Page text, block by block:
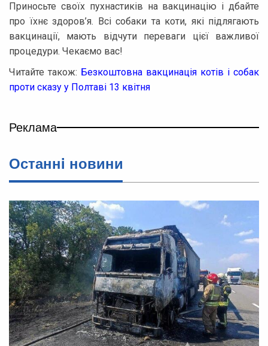
Приносьте своїх пухнастиків на вакцинацію і дбайте
про їхнє здоров’я. Всі собаки та коти, які підлягають
вакцинації, мають відчути переваги цієї важливої
процедури. Чекаємо вас!
Читайте також: Безкоштовна вакцинація котів і собак
проти сказу у Полтаві 13 квітня
Реклама
Останнi новини